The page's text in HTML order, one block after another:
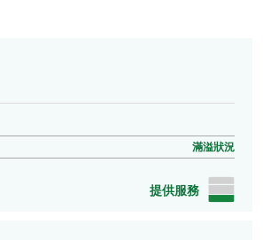
滿溢狀況
提供服務